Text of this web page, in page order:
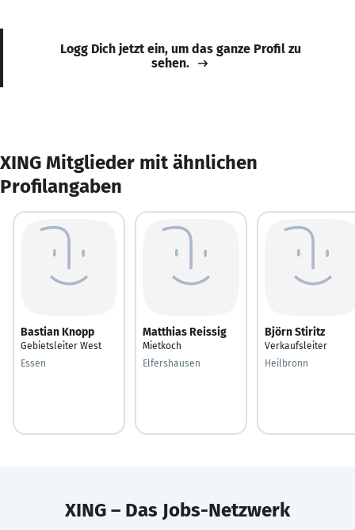
Logg Dich jetzt ein, um das ganze Profil zu
sehen.
XING Mitglieder mit ähnlichen
Profilangaben
Bastian Knopp
Gebietsleiter West
Essen
Matthias Reissig
Mietkoch
Elfershausen
Björn Stiritz
Verkaufsleiter
Heilbronn
XING – Das Jobs-Netzwerk